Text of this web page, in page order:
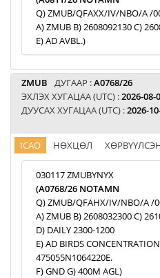
Q) ZMUB/QFAXX/IV/NBO/A /
A) ZMUB B) 2608092130 C)
E) AD AVBL.)
ZMUB ДУГААР :A0768/26
ЭХЛЭХ ХУГАЦАА (UTC) :2026-08-
ДУУСАХ ХУГАЦАА (UTC) :2026-
ICAO НӨХЦӨЛ
030117 ZMUBYNYX
(A0768/26 NOTAMN
Q) ZMUB/QFAHX/IV/NBO/A /
A) ZMUB B) 2608032300 C)
D) DAILY 2300-1200
E) AD BIRDS
475055N1064220E.
F) GND G) 400M AGL)